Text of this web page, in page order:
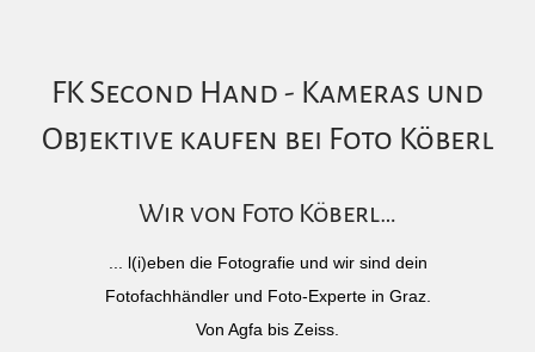
FK Second Hand - Kameras und
Objektive kaufen bei Foto Köberl
Wir von Foto Köberl…
... l(i)eben die Fotografie und wir sind dein
Fotofachhändler und Foto-Experte in Graz.
Von Agfa bis Zeiss.